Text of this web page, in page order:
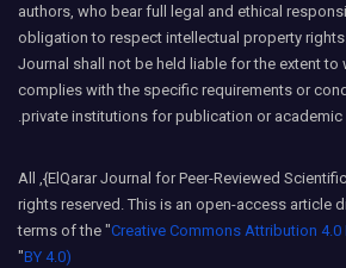
authors, who bear full legal and ethical
obligation to respect intellectual property
Journal shall not be held liable for the extent to
complies with the specific requirements or
private institutions for publication or
© 2026 {ElQarar Journal for Peer-Reviewed Scientific Research}, All
rights reserved. This is an open-access article
terms of the "Creative Commons Attribution 4.0
BY 4.0)
"